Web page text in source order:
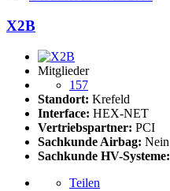
X2B
Mitglieder
157
Standort: Krefeld
Interface: HEX-NET
Vertriebspartner: PCI
Sachkunde Airbag: Nein
Sachkunde HV-Systeme:
Teilen